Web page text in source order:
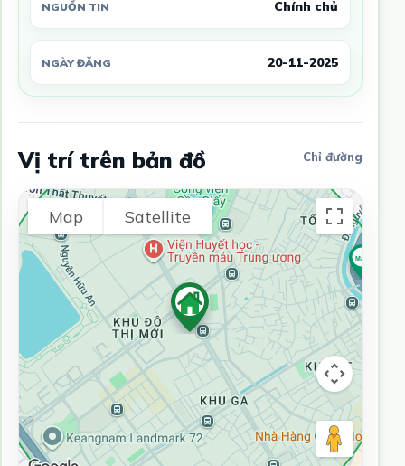
NGUỒN TIN Chính chủ
NGÀY ĐĂNG 20-11-2025
Vị trí trên bản đồ Chỉ đường
Map Satellite